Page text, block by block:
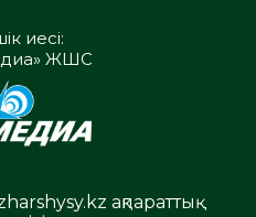
иесі:
ЖШС
ақпараттық